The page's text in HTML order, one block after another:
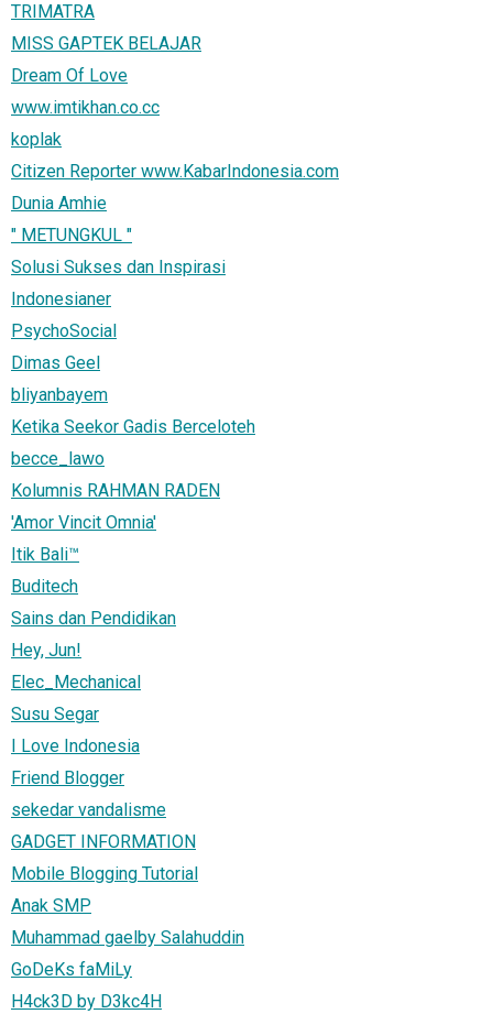
TRIMATRA
MISS GAPTEK BELAJAR
Dream Of Love
www.imtikhan.co.cc
koplak
Citizen Reporter www.KabarIndonesia.com
Dunia Amhie
" METUNGKUL "
Solusi Sukses dan Inspirasi
Indonesianer
PsychoSocial
Dimas Geel
bliyanbayem
Ketika Seekor Gadis Berceloteh
becce_lawo
Kolumnis RAHMAN RADEN
'Amor Vincit Omnia'
Itik Bali™
Buditech
Sains dan Pendidikan
Hey, Jun!
Elec_Mechanical
Susu Segar
I Love Indonesia
Friend Blogger
sekedar vandalisme
GADGET INFORMATION
Mobile Blogging Tutorial
Anak SMP
Muhammad gaelby Salahuddin
GoDeKs faMiLy
H4ck3D by D3kc4H